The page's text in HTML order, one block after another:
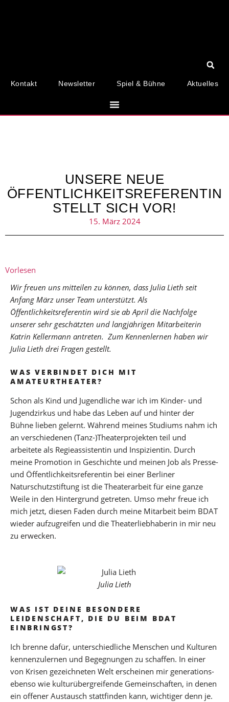
Kontakt Newsletter Spiel & Bühne Aktuelles
UNSERE NEUE
ÖFFENTLICHKEITSREFERENTIN
STELLT SICH VOR!
15. März 2024
Vorlesen
Wir freuen uns mitteilen zu können, dass Julia Lieth seit
Anfang März unser Team unterstützt. Als
Öffentlichkeitsreferentin wird sie ab April die Nachfolge
unserer sehr geschätzten und langjährigen Mitarbeiterin
Katrin Kellermann antreten. Zum Kennenlernen haben wir
Julia Lieth drei Fragen gestellt.
WAS VERBINDET DICH MIT
AMATEURTHEATER?
Schon als Kind und Jugendliche war ich im Kinder- und
Jugendzirkus und habe das Leben auf und hinter der
Bühne lieben gelernt. Während meines Studiums nahm ich
an verschiedenen (Tanz-)Theaterprojekten teil und
arbeitete als Regieassistentin und Inspizientin. Durch
meine Promotion in Geschichte und meinen Job als Presse-
und Öffentlichkeitsreferentin bei einer Berliner
Naturschutzstiftung ist die Theaterarbeit für eine ganze
Weile in den Hintergrund getreten. Umso mehr freue ich
mich jetzt, diesen Faden durch meine Mitarbeit beim BDAT
wieder aufzugreifen und die Theaterliebhaberin in mir neu
zu erwecken.
Julia Lieth
WAS IST DEINE BESONDERE
LEIDENSCHAFT, DIE DU BEIM BDAT
EINBRINGST?
Ich brenne dafür, unterschiedliche Menschen und Kulturen
kennenzulernen und Begegnungen zu schaffen. In einer
von Krisen gezeichneten Welt erscheinen mir generations-
ebenso wie kulturübergreifende Gemeinschaften, in denen
ein offener Austausch stattfinden kann, wichtiger denn je.